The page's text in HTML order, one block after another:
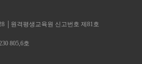
│원격평생교육원 신고번호 제81호
805,6호